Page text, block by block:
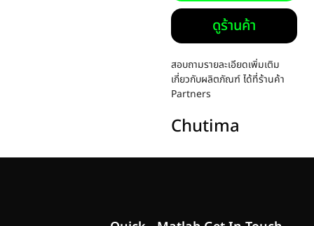
ดูร้านค้า
สอบถามรายละเอียดเพิ่มเติม
เกี่ยวกับผลิตภัณฑ์ ได้ที่ร้านค้า
Partners
Chutima